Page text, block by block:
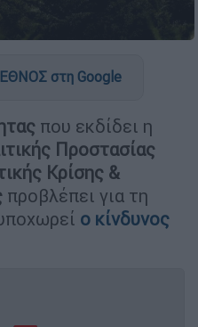
στη Google
που εκδίδει η
Προστασίας
Κρίσης &
προβλέπει για τη
ο κίνδυνος